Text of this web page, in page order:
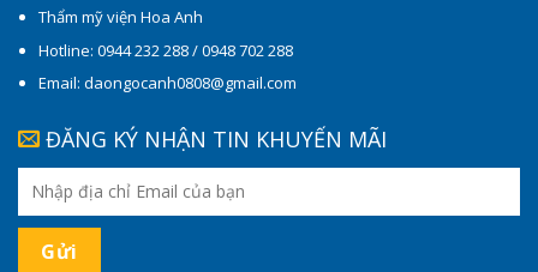
Thẩm mỹ viện Hoa Anh
Hotline: 0944 232 288 / 0948 702 288
Email: daongocanh0808@gmail.com
ĐĂNG KÝ NHẬN TIN KHUYẾN MÃI